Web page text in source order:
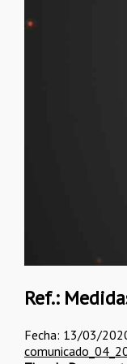
Ref.:
Fecha: 13/03/